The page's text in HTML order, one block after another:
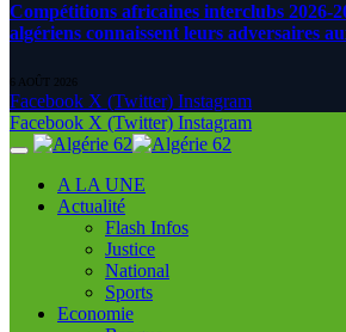
Compétitions africaines interclubs 2026-
algériens connaissent leurs adversaires
6 AOÛT 2026
Facebook X (Twitter) Instagram
Facebook X (Twitter) Instagram
A LA UNE
Actualité
Flash Infos
Justice
National
Sports
Economie